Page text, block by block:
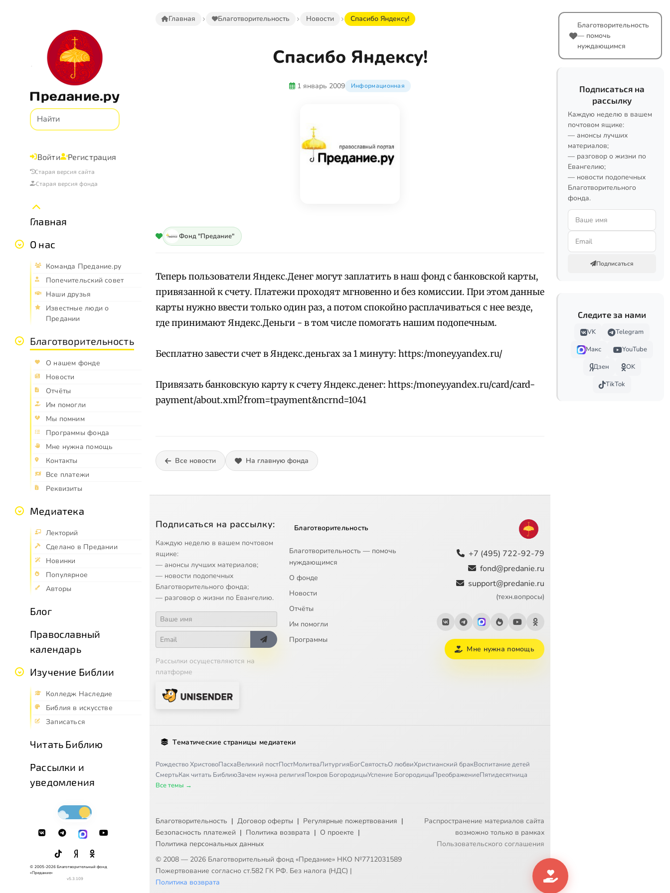
Предание.ру
Войти Регистрация
Старая версия сайта
Старая версия фонда
Главная
О нас
Команда Предание.ру
Попечительский совет
Наши друзья
Известные люди о
Предании
Благотворительность
О нашем фонде
Новости
Отчёты
Им помогли
Мы помним
Программы фонда
Мне нужна помощь
Контакты
Все платежи
Реквизиты
Медиатека
Лекторий
Сделано в Предании
Новинки
Популярное
Авторы
Блог
Православный
календарь
Изучение Библии
Колледж Наследие
Библия в искусстве
Записаться
Читать Библию
Рассылки и
уведомления
© 2005-2026 Благотворительный фонд
«Предание»
v5.3.109
Главная Благотворительность Новости Спасибо Яндексу!
Спасибо Яндексу!
1 январь 2009 Информационная
Фонд "Предание"
Теперь пользователи Яндекс.Денег могут заплатить в наш фонд с банковской карты,
привязанной к счету. Платежи проходят мгновенно и без комиссии. При этом данные
карты нужно ввести только один раз, а потом спокойно расплачиваться с нее везде,
где принимают Яндекс.Деньги - в том числе помогать нашим подопечным.
Бесплатно завести счет в Яндекс.деньгах за 1 минуту: https:/money.yandex.ru/
Привязать банковскую карту к счету Яндекс.денег: https:/money.yandex.ru/card/card-
payment/about.xml?from=tpayment&ncrnd=1041
Все новости На главную фонда
Подписаться на рассылку:
Каждую неделю в вашем почтовом
ящике:
— анонсы лучших материалов;
— новости подопечных
Благотворительного фонда;
— разговор о жизни по Евангелию.
Рассылки осуществляются на
платформе
Благотворительность
Благотворительность — помочь
нуждающимся
О фонде
Новости
Отчёты
Им помогли
Программы
+7 (495) 722-92-79
fond@predanie.ru
support@predanie.ru
(техн.вопросы)
Мне нужна помощь
Тематические страницы медиатеки
Рождество ХристовоПасхаВеликий постПостМолитваЛитургияБогСвятостьО любвиХристианский бракВоспитание детей
СмертьКак читать БиблиюЗачем нужна религияПокров БогородицыУспение БогородицыПреображениеПятидесятница
Все темы →
Благотворительность | Договор оферты | Регулярные пожертвования |
Безопасность платежей | Политика возврата | О проекте |
Политика персональных данных
© 2008 — 2026 Благотворительный фонд «Предание» НКО №7712031589
Пожертвование согласно ст.582 ГК РФ. Без налога (НДС) |
Политика возврата
Распространение материалов сайта
возможно только в рамках
Пользовательского соглашения
Благотворительность
— помочь
нуждающимся
Подписаться на
рассылку
Каждую неделю в вашем
почтовом ящике:
— анонсы лучших
материалов;
— разговор о жизни по
Евангелию;
— новости подопечных
Благотворительного
фонда.
Подписаться
Следите за нами
VK
Telegram
Макс
YouTube
Дзен
OK
TikTok